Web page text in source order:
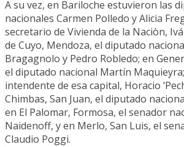
A su vez, en Bariloche estuvieron las
nacionales Carmen Polledo y Alicia
secretario de Vivienda de la Naciòn,
de Cuyo, Mendoza, el diputado
Bragagnolo y Pedro Robledo; en
el diputado nacional Martín
intendente de esa capital, Horacio
Chimbas, San Juan, el diputado
en El Palomar, Formosa, el senador
Naidenoff, y en Merlo, San Luis, el
Claudio Poggi.